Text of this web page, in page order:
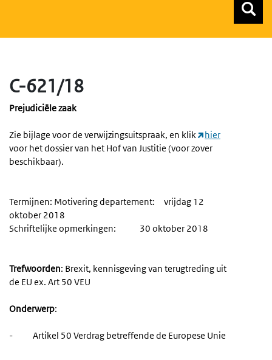
C-621/18
Prejudiciële zaak
Zie bijlage voor de verwijzingsuitspraak, en klik
hier
voor het dossier van het Hof van Justitie (voor zover
beschikbaar).
Termijnen: Motivering departement: vrijdag 12
oktober 2018
Schriftelijke opmerkingen: 30 oktober 2018
Trefwoorden: Brexit, kennisgeving van terugtreding uit
de EU ex. Art 50 VEU
Onderwerp:
- Artikel 50 Verdrag betreffende de Europese Unie